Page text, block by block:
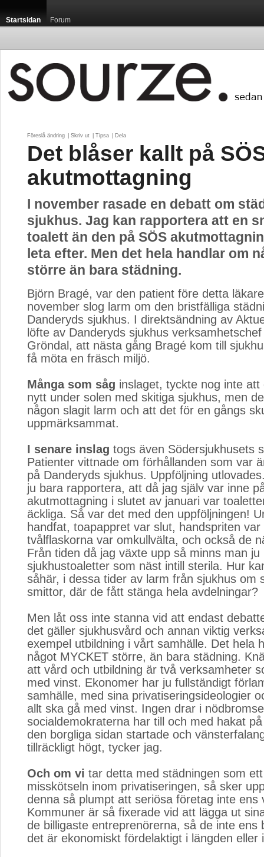
Startsidan Forum
Föreslå ändring Skriv ut Tipsa Dela
Det blåser kallt på
akutmottagning
I november rasade en debatt om
sjukhus. Jag kan rapportera att en
toalett än den på SÖS
leta efter. Men det hela handlar om
större än bara städning.
Björn Bragé, var den patient före detta
november slog larm om den bristfälliga
Danderyds sjukhus. I direktsändning av
löfte av Danderyds sjukhus
Gröndal, att nästa gång Bragé kom till
få möta en fräsch miljö.
Många som såg inslaget, tyckte nog inte
nytt under solen med skitiga sjukhus, men
någon slagit larm och att det för en gångs
uppmärksammat.
I senare inslag togs även Södersjukhusets
Patienter vittnade om förhållanden som var
på Danderyds sjukhus. Uppföljning
ju bara rapportera, att då jag själv var inne
akutmottagning i slutet av januari var
äckliga. Så var det med den uppföljningen!
handfat, toapappret var slut, handspriten var
tvålflaskorna var omkullvälta, och också de
Från tiden då jag växte upp så minns man ju
sjukhustoaletter som näst intill sterila. Hur
såhär, i dessa tider av larm från sjukhus om
smittor, där de fått stänga hela avdelningar?
Men låt oss inte stanna vid att endast
det gäller sjukhusvård och annan viktig
exempel utbildning i vårt samhälle. Det hela
något MYCKET större, än bara städning.
att vård och utbildning är två verksamheter
med vinst. Ekonomer har ju fullständigt
samhälle, med sina privatiseringsideologier
allt ska gå med vinst. Ingen drar i
socialdemokraterna har till och med hakat
den borgliga sidan startade och
tillräckligt högt, tycker jag.
Och om vi tar detta med städningen som
misskötseln inom privatiseringen, så sker
denna så plumpt att seriösa företag inte ens
Kommuner är så fixerade vid att lägga ut
de billigaste entreprenörerna, så de inte ens
det är ekonomiskt fördelaktigt i längden eller